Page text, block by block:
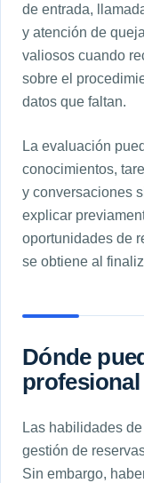
de entrada,
y atención de
valiosos cuando
sobre el
datos que faltan.
La evaluación
conocimientos,
y conversaciones
explicar
oportunidades de
se obtiene al
Dónde
Las habilidades
gestión de
Sin embargo,